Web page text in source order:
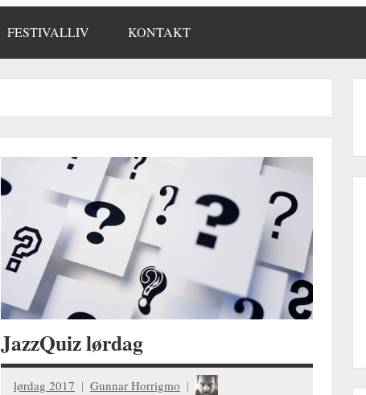
FESTIVALLIV KONTAKT
JazzQuiz lørdag
lørdag 2017 Gunnar Horrigmo